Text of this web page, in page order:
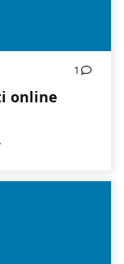
1
online